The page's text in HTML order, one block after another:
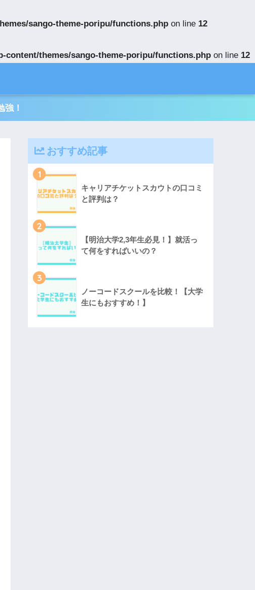
sango-theme-poripu/functions.php on line 12
content/themes/sango-theme-poripu/functions.php on line 12
強！
おすすめ記事
1
キャリアチケットスカウトの口コミ
と評判は？
2
【明治大学2,3年生必見！】就活っ
て何をすればいいの？
3
ノーコードスクールを比較！【大学
生にもおすすめ！】